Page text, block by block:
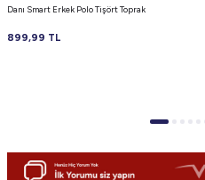
Danı Smart Erkek Polo Tişört Toprak
899,99 TL